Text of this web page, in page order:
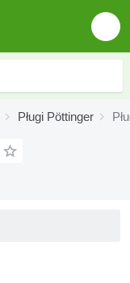
Pługi Pöttinger